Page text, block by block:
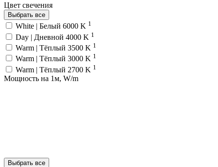
Цвет свечения
Выбрать все
White | Белый 6000 K 1
Day | Дневной 4000 K 1
Warm | Тёплый 3500 K 1
Warm | Тёплый 3000 K 1
Warm | Тёплый 2700 K 1
Мощность на 1м, W/m
Выбрать все